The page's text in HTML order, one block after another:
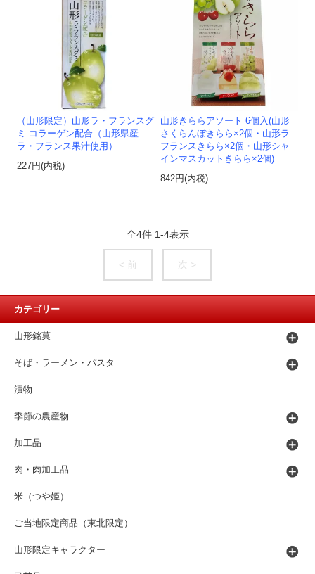
（山形限定）山形ラ・フランスグ
ミ コラーゲン配合（山形県産
ラ・フランス果汁使用）
227円(内税)
山形きららアソート 6個入(山形
さくらんぼきらら×2個・山形ラ
フランスきらら×2個・山形シャ
インマスカットきらら×2個)
842円(内税)
全4件 1-4表示
< 前 次 >
カテゴリー
山形銘菓
そば・ラーメン・パスタ
漬物
季節の農産物
加工品
肉・肉加工品
米（つや姫）
ご当地限定商品（東北限定）
山形限定キャラクター